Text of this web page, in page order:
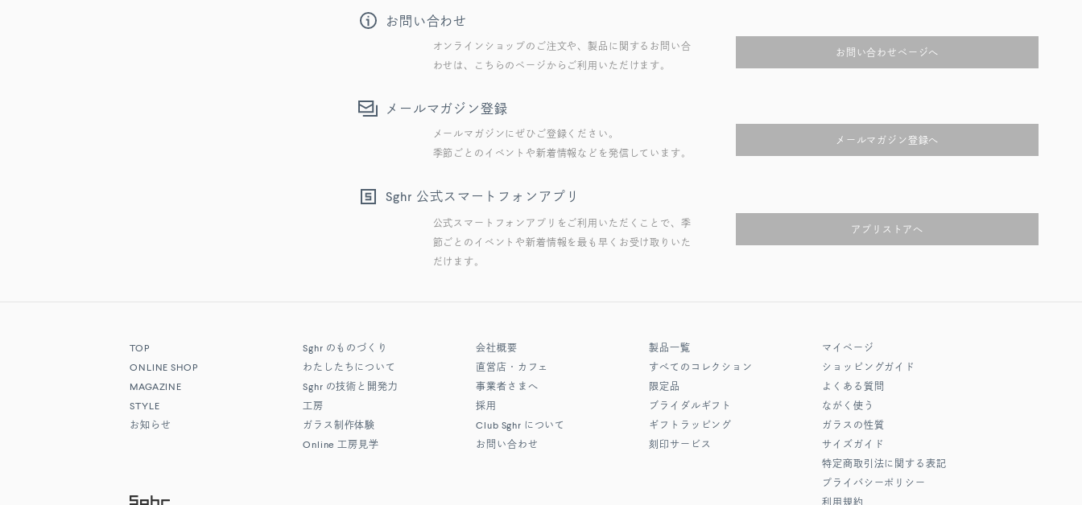
お問い合わせ
オンラインショップのご注文や、製品に関するお問い合
わせは、こちらのページからご利用いただけます。
お問い合わせページへ
メールマガジン登録
メールマガジンにぜひご登録ください。
季節ごとのイベントや新着情報などを発信しています。
メールマガジン登録へ
Sghr 公式スマートフォンアプリ
公式スマートフォンアプリをご利用いただくことで、季
節ごとのイベントや新着情報を最も早くお受け取りいた
だけます。
アプリストアへ
TOP
ONLINE SHOP
MAGAZINE
STYLE
お知らせ
Sghr のものづくり
わたしたちについて
Sghr の技術と開発力
工房
ガラス制作体験
Online 工房見学
会社概要
直営店・カフェ
事業者さまへ
採用
Club Sghr について
お問い合わせ
製品一覧
すべてのコレクション
限定品
ブライダルギフト
ギフトラッピング
刻印サービス
マイページ
ショッピングガイド
よくある質問
ながく使う
ガラスの性質
サイズガイド
特定商取引法に関する表記
プライバシーポリシー